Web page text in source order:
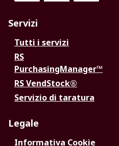
Servizi
Tutti i servizi
RS
PurchasingManager™
RS VendStock®
Servizio di taratura
Legale
Informativa Cookie